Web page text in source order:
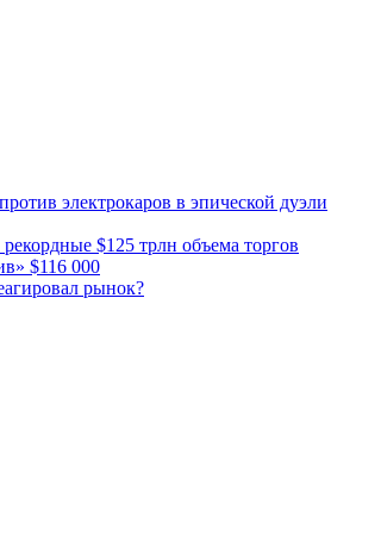
электрокаров в эпической дуэли
$125 трлн объема торгов
$116 000
рынок?